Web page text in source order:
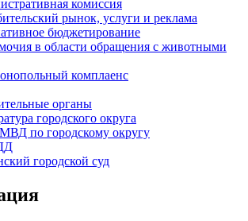
комиссия
рынок, услуги и реклама
бюджетирование
в области обращения с животными
комплаенс
органы
городского округа
по городскому округу
городской суд